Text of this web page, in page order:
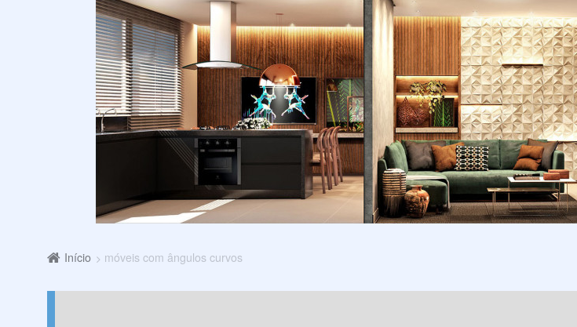
Início móveis com ângulos curvos